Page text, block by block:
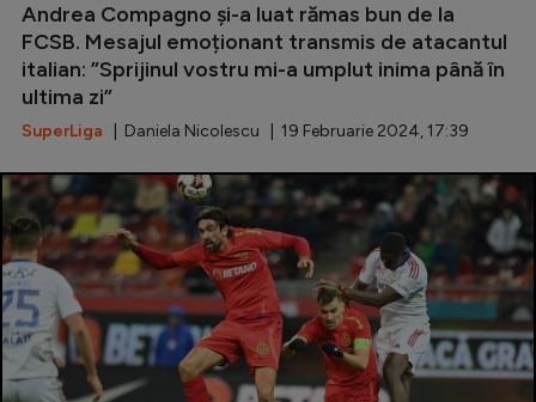
Andrea Compagno și-a luat rămas bun de la
FCSB. Mesajul emoționant transmis de atacantul
italian: ”Sprijinul vostru mi-a umplut inima până în
ultima zi”
SuperLiga | Daniela Nicolescu | 19 Februarie 2024, 17:39